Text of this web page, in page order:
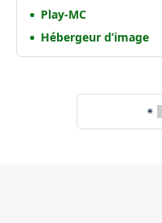
Play-MC
Hébergeur d’image